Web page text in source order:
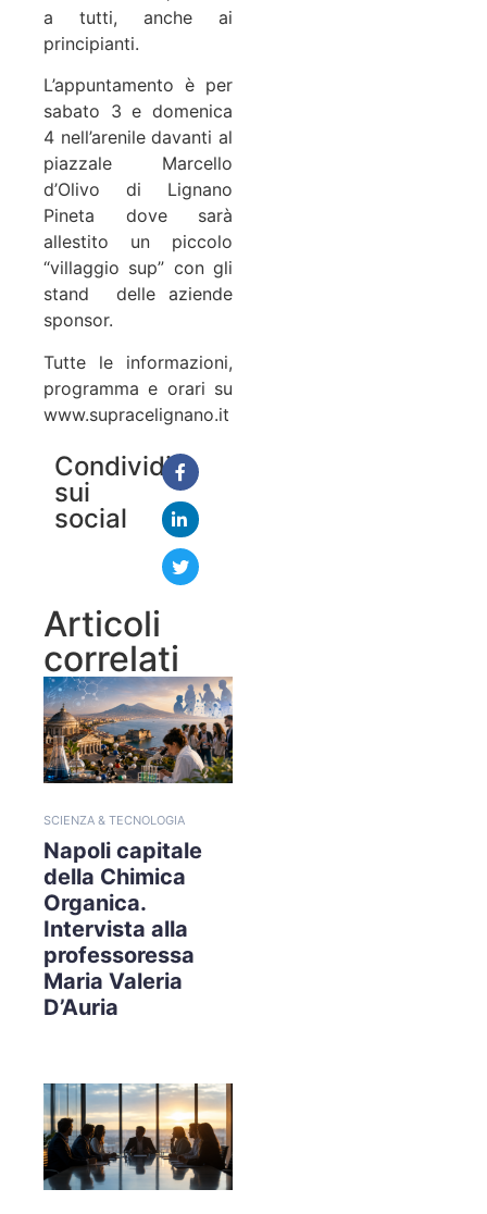
a tutti, anche ai
principianti.
L’appuntamento è per
sabato 3 e domenica
4 nell’arenile davanti al
piazzale Marcello
d’Olivo di Lignano
Pineta dove sarà
allestito un piccolo
“villaggio sup” con gli
stand delle aziende
sponsor.
Tutte le informazioni,
programma e orari su
www.supracelignano.it
Condividi
sui
social
Articoli
correlati
SCIENZA & TECNOLOGIA
Napoli capitale
della Chimica
Organica.
Intervista alla
professoressa
Maria Valeria
D’Auria